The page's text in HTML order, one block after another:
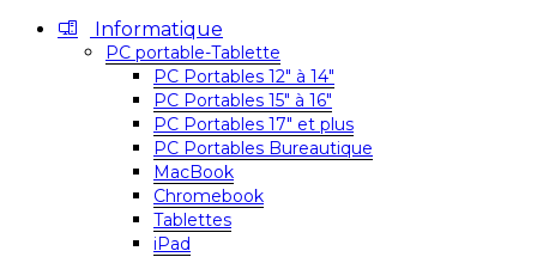
Informatique
PC portable-Tablette
PC Portables 12″ à 14″
PC Portables 15″ à 16″
PC Portables 17″ et plus
PC Portables Bureautique
MacBook
Chromebook
Tablettes
iPad